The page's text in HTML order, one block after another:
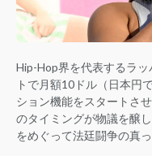
Hip-Hop界を代表するラ
トで月額10ドル（日本円
ション機能をスタートさ
のタイミングが物議を醸
をめぐって法廷闘争の真